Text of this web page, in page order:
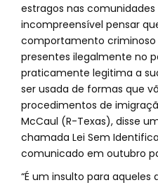
estragos nas comunidades
incompreensível pensar
comportamento
presentes ilegalmente no
praticamente legitima a
ser usada de formas que
procedimentos de
McCaul (R-Texas), disse
chamada Lei Sem
comunicado em outubro
“É um insulto para